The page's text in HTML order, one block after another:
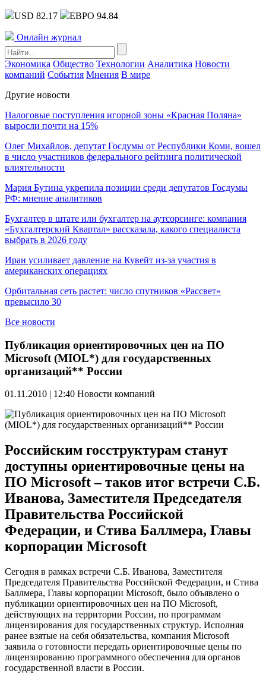
USD 82.17 ЕВРО 94.84
Онлайн журнал
Экономика Общество Технологии Аналитика Новости
компаний События Мнения В мире
Другие новости
Налоговые поступления игорной зоны «Красная Поляна»
выросли почти на 15%
Олег Михайлов, депутат Госдумы от Республики Коми, вошел
в число участников федерального рейтинга политической
влиятельности
Мария Бутина укрепила позиции среди депутатов Госдумы
РФ: мнение аналитиков
Бухгалтер в штате или бухгалтер на аутсорсинге: компания
«Бухгалтерский Квартал» рассказала, какого специалиста
выбрать в 2026 году
Иран усиливает давление на Кувейт из-за участия в
американских операциях
Орбитальная сеть растет: число спутников «Рассвет»
превысило 30
Все новости
Публикация ориентировочных цен на ПО
Microsoft (MIOL*) для государственных
организаций** России
01.11.2010 | 12:40 Новости компаний
Российским госструктурам станут
доступны ориентировочные цены на
ПО Microsoft – таков итог встречи С.Б.
Иванова, Заместителя Председателя
Правительства Российской
Федерации, и Стива Баллмера, Главы
корпорации Microsoft
Сегодня в рамках встречи С.Б. Иванова, Заместителя
Председателя Правительства Российской Федерации, и Стива
Баллмера, Главы корпорации Microsoft, было объявлено о
публикации ориентировочных цен на ПО Microsoft,
действующих на территории России, по программам
лицензирования для государственных структур. Исполняя
ранее взятые на себя обязательства, компания Microsoft
заявила о готовности передать ориентировочные цены по
лицензированию программного обеспечения для органов
государственной власти в России.